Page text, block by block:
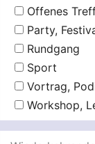
Offenes
Party,
Rundgang
Sport
Vortrag,
Workshop,